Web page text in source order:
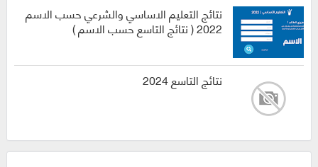
نتائج التعليم الاساسي والشرعي حسب الاسم
2022 ( نتائج التاسع حسب الاسم )
نتائج التاسع 2024